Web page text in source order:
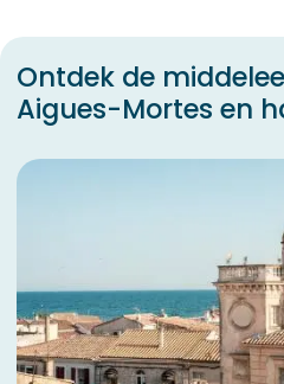
Ontdek de
Aigues-Mortes en